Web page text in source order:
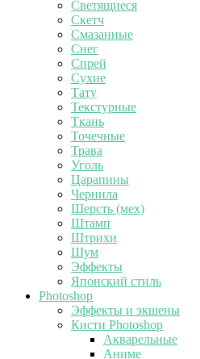
Светящиеся
Скетч
Смазанные
Снег
Спрей
Сухие
Тату
Текстурные
Ткань
Точечные
Трава
Уголь
Царапины
Чернила
Шерсть (мех)
Штамп
Штрихи
Шум
Эффекты
Японский стиль
Photoshop
Эффекты и экшены
Кисти Photoshop
Акварельные
Аниме